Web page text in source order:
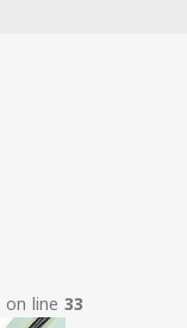
on line 33